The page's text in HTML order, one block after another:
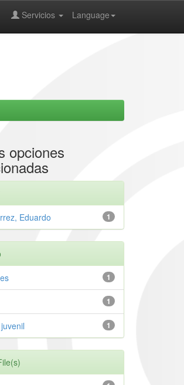
Language
Servicios
opciones
1
Eduardo
1
1
1